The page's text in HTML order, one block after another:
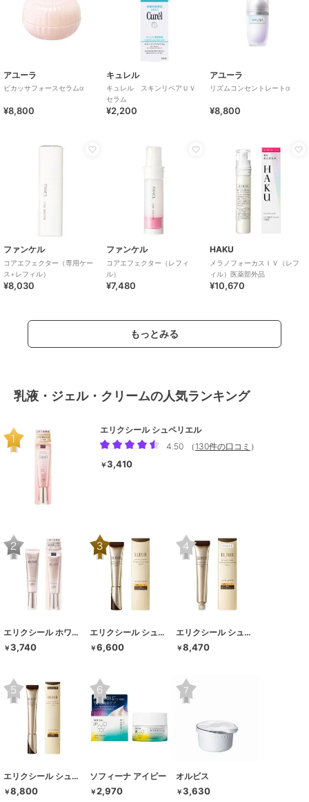
アユーラ
ビカッサフォースセラムα
¥8,800
キュレル
キュレル スキンリペアＵＶ
セラム
¥2,200
アユーラ
リズムコンセントレートα
¥8,800
ファンケル
コアエフェクター（専用ケー
ス+レフィル）
¥8,030
ファンケル
コアエフェクター（レフィ
ル）
¥7,480
HAKU
メラノフォーカスＩＶ（レフ
ィル）医薬部外品
¥10,670
もっとみる
乳液・ジェル・クリームの人気ランキング
エリクシール シュペリエル
4.50
（ 130件の口コミ ）
￥3,410
エリクシール ホワイト
￥3,740
エリクシール シュペリエル
￥6,600
エリクシール シュペリエル
￥8,470
エリクシール シュペリエル
￥8,800
ソフィーナ アイピー
￥2,970
オルビス
￥3,630